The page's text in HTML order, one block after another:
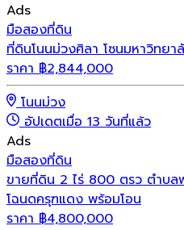
Ads
มือสองที่ดิน
ที่ดินโนนม่วงศิลา โซนมหาวิทย
ราคา ฿2,844,000
โนนม่วง
อัปเดตเมื่อ 13 วันที่แล้ว
Ads
มือสองที่ดิน
ขายที่ดิน 2 ไร่ 800 ตรว ตำบล
โฉนดครุฑแดง พร้อมโอน
ราคา ฿4,800,000